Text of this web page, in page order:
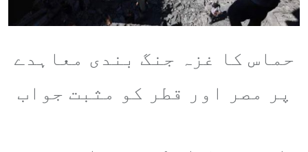
حماس کا غزہ جنگ بندی معاہدے
پر مصر اور قطر کو مثبت جواب